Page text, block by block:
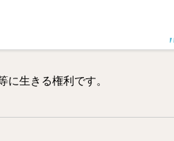
に生きる権利です。